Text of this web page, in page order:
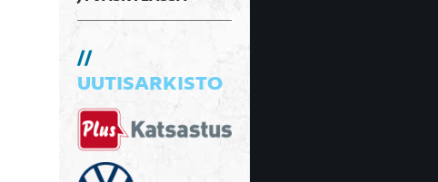
UUTISARKISTO